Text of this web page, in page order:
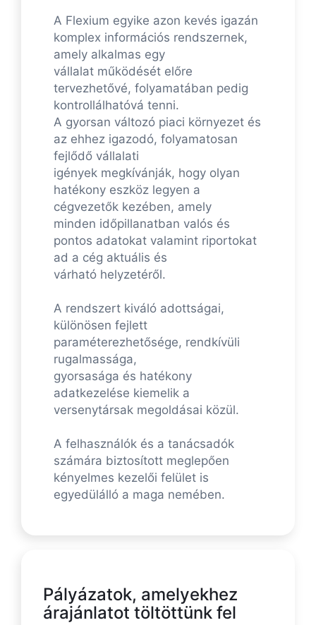
A Flexium egyike azon kevés igazán
komplex információs rendszernek,
amely alkalmas egy
vállalat működését előre
tervezhetővé, folyamatában pedig
kontrollálhatóvá tenni.
A gyorsan változó piaci környezet és
az ehhez igazodó, folyamatosan
fejlődő vállalati
igények megkívánják, hogy olyan
hatékony eszköz legyen a
cégvezetők kezében, amely
minden időpillanatban valós és
pontos adatokat valamint riportokat
ad a cég aktuális és
várható helyzetéről.
A rendszert kiváló adottságai,
különösen fejlett
paraméterezhetősége, rendkívüli
rugalmassága,
gyorsasága és hatékony
adatkezelése kiemelik a
versenytársak megoldásai közül.
A felhasználók és a tanácsadók
számára biztosított meglepően
kényelmes kezelői felület is
egyedülálló a maga nemében.
Pályázatok, amelyekhez
árajánlatot töltöttünk fel